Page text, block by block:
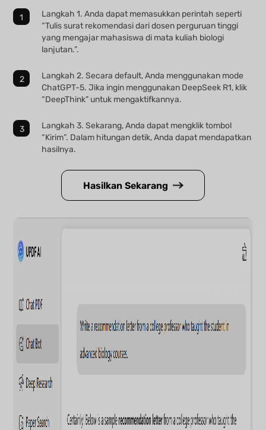
Langkah 1. Anda dapat memasukkan perintah seperti
“Tulis surat rekomendasi dari dosen perguruan tinggi
yang mengajar mahasiswa di mata kuliah biologi
lanjutan.”.
Langkah 2. Secara default, Anda menggunakan mode
ChatGPT-5. Jika ingin menggunakan DeepSeek R1, klik
“DeepThink” untuk mengaktifkannya.
Langkah 3. Sekarang, Anda dapat mengklik tombol
“Kirim”. Dalam hitungan detik, Anda dapat mendapatkan
hasilnya.
Hasilkan Sekarang